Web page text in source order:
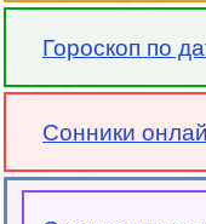
Гороскоп по
Сонники